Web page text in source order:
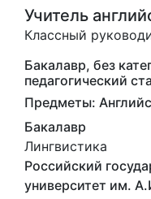
Учитель
Классный
Бакалавр, без
педагогический
Предметы:
Бакалавр
Лингвистика
Российский
университет им.